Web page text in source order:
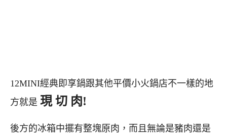
12MINI經典即享鍋跟其他平價小火鍋店不一樣的地
方就是 現 切 肉!
後方的冰箱中擺有整塊原肉，而且無論是豬肉還是